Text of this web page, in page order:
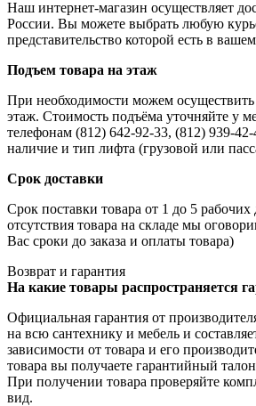
Наш интернет-магазин осуществляет
России. Вы можете выбрать любую
представительство которой есть в
Подъем товара на этаж
При необходимости можем осуществить
этаж. Стоимость подъёма уточняйте у
телефонам (812) 642-92-33, (812) 939-42-
наличие и тип лифта (грузовой или
Срок доставки
Срок поставки товара от 1 до 5 рабочих
отсутствия товара на складе мы
Вас сроки до заказа и оплаты товара)
Возврат и гарантия
На какие товары распространяется
Официальная гарантия от
на всю сантехнику и мебель и
зависимости от товара и его
товара вы получаете гарантийный
При получении товара проверяйте
вид.